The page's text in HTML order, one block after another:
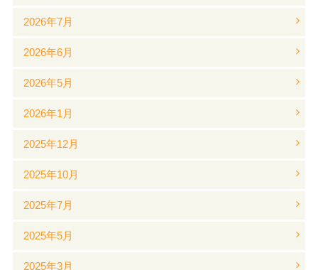
2026年7月
2026年6月
2026年5月
2026年1月
2025年12月
2025年10月
2025年7月
2025年5月
2025年3月